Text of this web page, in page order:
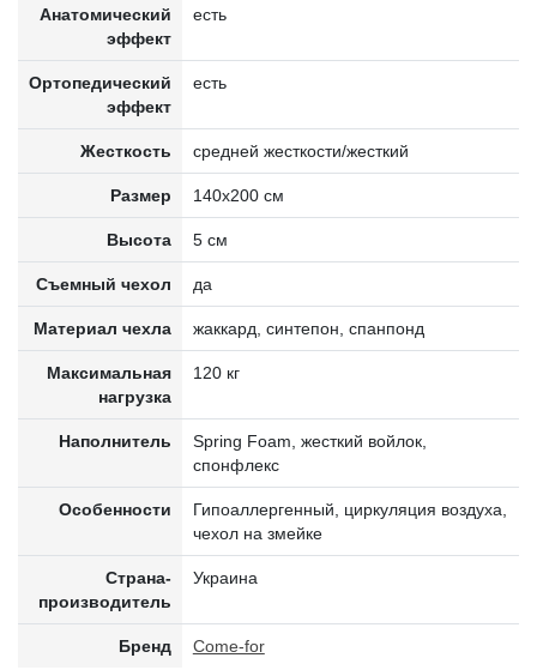
Анатомический
эффект
есть
Ортопедический
эффект
есть
Жесткость средней жесткости/жесткий
Размер 140x200 см
Высота 5 см
Съемный чехол да
Материал чехла жаккард, синтепон, спанпонд
Максимальная
нагрузка
120 кг
Наполнитель
Spring Foam, жесткий войлок,
спонфлекс
Особенности
Гипоаллергенный, циркуляция воздуха,
чехол на змейке
Страна-
производитель
Украина
Бренд Come-for